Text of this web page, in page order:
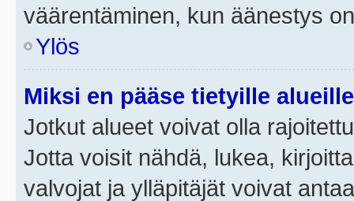
väärentäminen, kun äänestys
Ylös
Miksi en pääse tietyille
Jotkut alueet voivat olla
Jotta voisit nähdä, lukea,
valvojat ja ylläpitäjät voivat